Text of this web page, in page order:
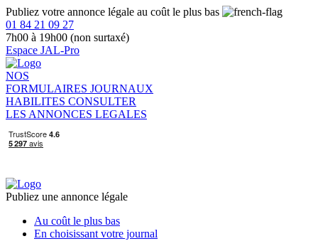
Publiez votre annonce légale au coût le plus bas
01 84 21 09 27
7h00 à 19h00 (non surtaxé)
Espace JAL-Pro
NOS
FORMULAIRES JOURNAUX
HABILITES CONSULTER
LES ANNONCES LEGALES
Publiez une annonce légale
Au coût le plus bas
En choisissant votre journal